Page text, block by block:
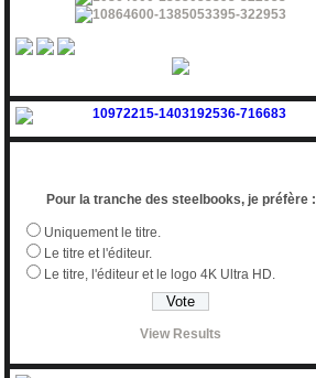
Pour la tranche des steelbooks, je préfère :
Uniquement le titre.
Le titre et l'éditeur.
Le titre, l'éditeur et le logo 4K Ultra HD.
View Results